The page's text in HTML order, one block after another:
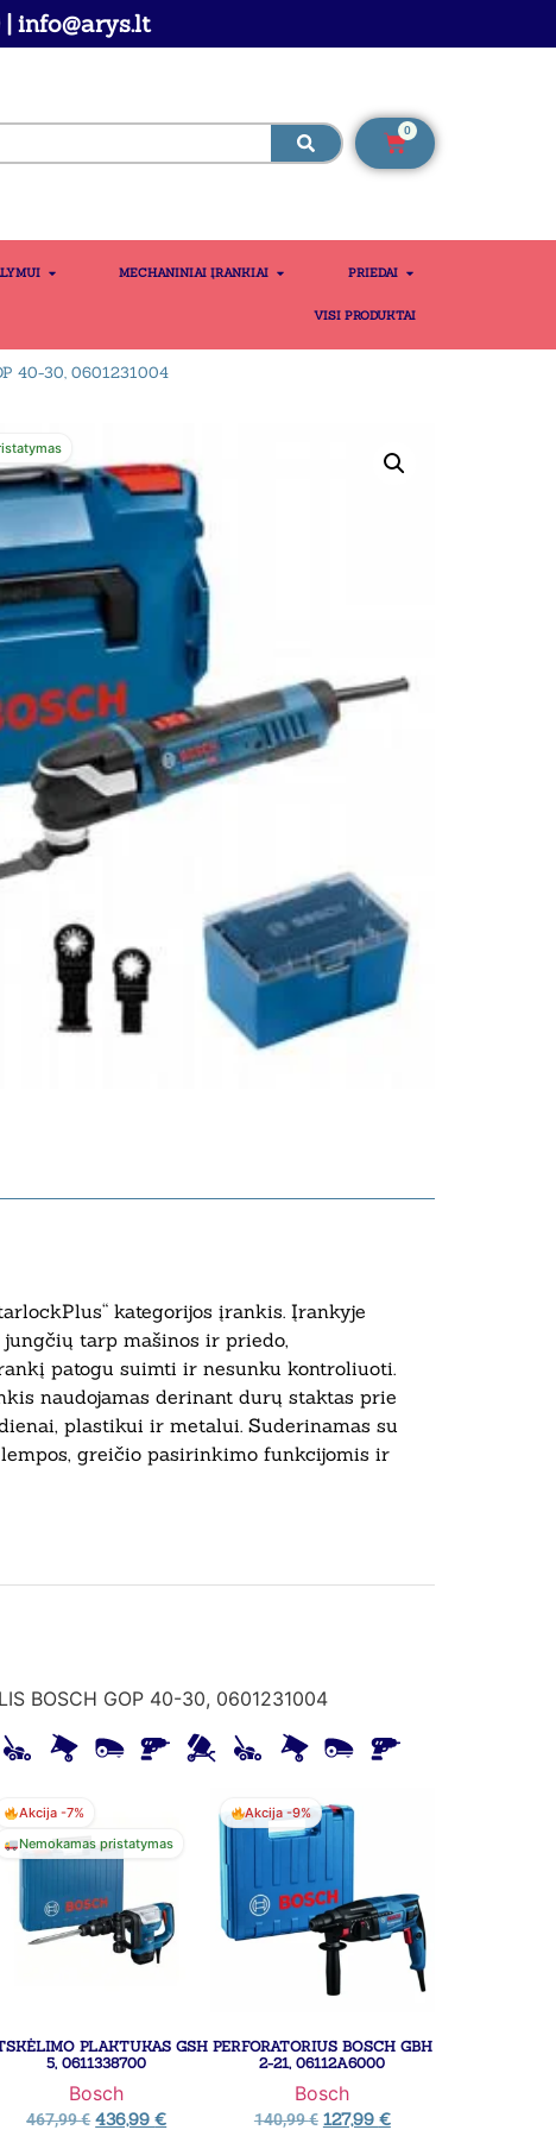
info@arys.lt
0
MECHANINIAI ĮRANKIAI PRIEDAI
VISI PRODUKTAI
40-30, 0601231004
kategorijos įrankis. Įrankyje
tarp mašinos ir priedo,
patogu suimti ir nesunku kontroliuoti.
naudojamas derinant durų staktas prie
plastikui ir metalui. Suderinamas su
lempos, greičio pasirinkimo funkcijomis ir
BOSCH GOP 40-30, 0601231004
Akcija -7%
Nemokamas pristatymas
PLAKTUKAS GSH
5, 0611338700
Bosch
467,99€ 436,99€
Akcija -9%
PERFORATORIUS BOSCH GBH
2-21, 06112A6000
Bosch
140,99€ 127,99 €